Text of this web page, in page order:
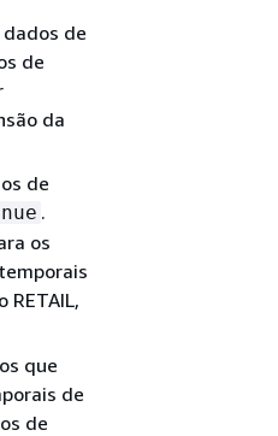
de
de
da
de
.
os
que
de
de